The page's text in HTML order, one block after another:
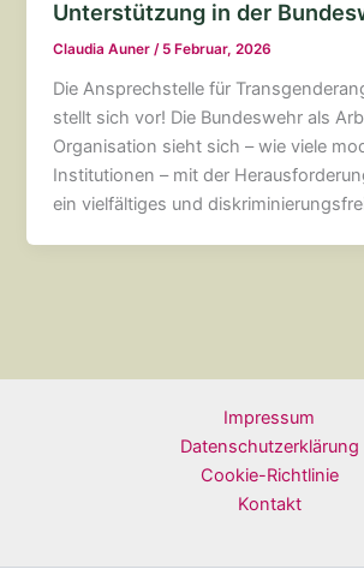
Unterstützung in der
Claudia Auner/ 5 Februar, 2026
Die Ansprechstelle für
stellt sich vor! Die Bundeswehr als
Organisation sieht sich – wie viele
Institutionen – mit der
ein vielfältiges und
Impressum
Datenschutzerklärung
Cookie-Richtlinie
Kontakt